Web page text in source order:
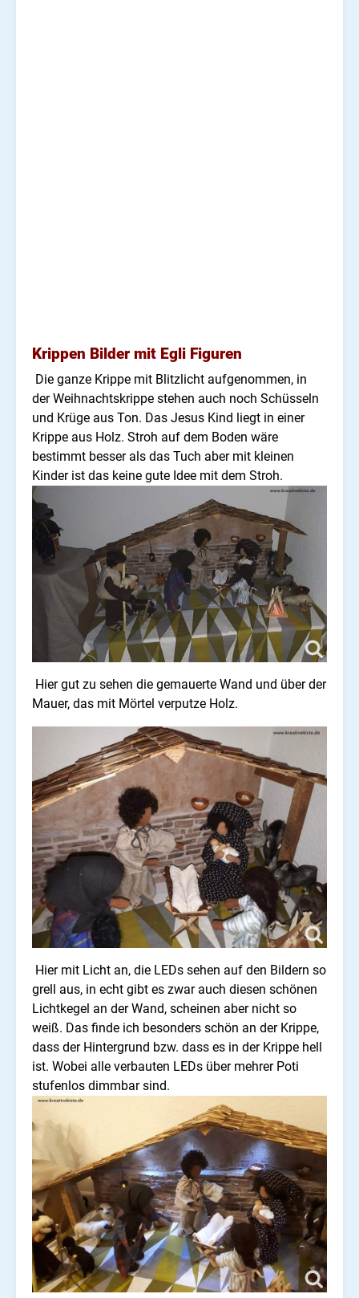
Krippen Bilder mit Egli Figuren
Die ganze Krippe mit Blitzlicht aufgenommen, in
der Weihnachtskrippe stehen auch noch Schüsseln
und Krüge aus Ton. Das Jesus Kind liegt in einer
Krippe aus Holz. Stroh auf dem Boden wäre
bestimmt besser als das Tuch aber mit kleinen
Kinder ist das keine gute Idee mit dem Stroh.
Hier gut zu sehen die gemauerte Wand und über der
Mauer, das mit Mörtel verputze Holz.
Hier mit Licht an, die LEDs sehen auf den Bildern so
grell aus, in echt gibt es zwar auch diesen schönen
Lichtkegel an der Wand, scheinen aber nicht so
weiß. Das finde ich besonders schön an der Krippe,
dass der Hintergrund bzw. dass es in der Krippe hell
ist. Wobei alle verbauten LEDs über mehrer Poti
stufenlos dimmbar sind.